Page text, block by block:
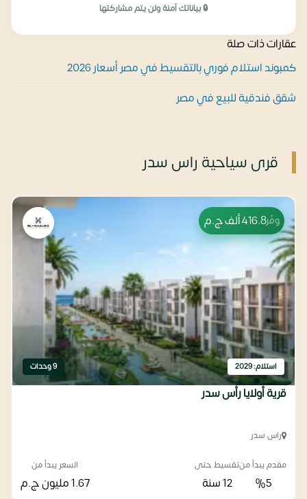
🔒 بياناتك آمنة ولن يتم مشاركتها
عقارات ذات صلة
كمبوند استلام فوري بالتقسيط في مصر أسعار 2026
شقق فندقية للبيع في مصر
قرى سياحية راس سدر
وفّر416.8 ألف ج.م
استلام: 2029 9 وحدات
قرية أولايا رأس سدر
راس سدر
مقدم يبدأ من
%5
تقسيط حتى
12 سنة
السعر يبدأ من
1.67 مليون ج.م